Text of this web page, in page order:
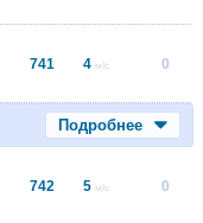
741 4 м/с 0
Подробнее
742 5 м/с 0